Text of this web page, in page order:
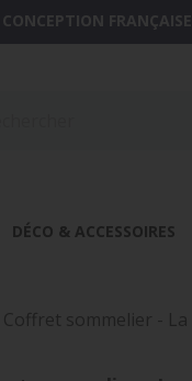
FRANÇAISE
DÉCO & ACCESSOIRES